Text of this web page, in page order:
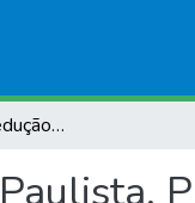
Plano municipal de redução de riscos: Paulista, PE